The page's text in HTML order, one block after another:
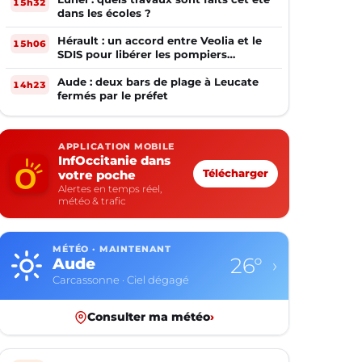
dans les écoles ?
15h06
Hérault : un accord entre Veolia et le
SDIS pour libérer les pompiers
volontaires
14h23
Aude : deux bars de plage à Leucate
fermés par le préfet
APPLICATION MOBILE
InfOccitanie dans
votre poche
Alertes en temps réel,
météo & trafic
Télécharger
MÉTÉO · MAINTENANT
Aude
Carcassonne · Ciel dégagé
26° ›
Consulter ma météo›